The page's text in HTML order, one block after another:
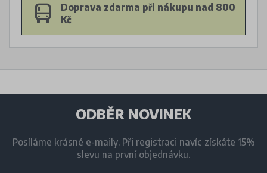
Doprava zdarma při nákupu nad 800
Kč
ODBĚR NOVINEK
Posíláme krásné e-maily. Při registraci navíc získáte 15%
slevu na první objednávku.